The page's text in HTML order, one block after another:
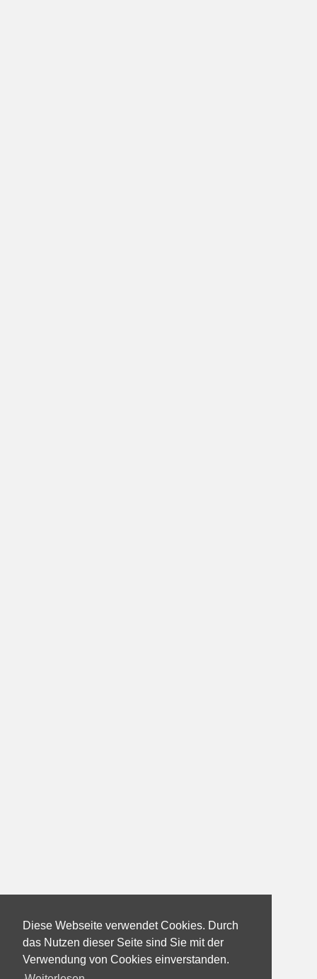
Diese Webseite verwendet Cookies. Durch
das Nutzen dieser Seite sind Sie mit der
Verwendung von Cookies einverstanden.